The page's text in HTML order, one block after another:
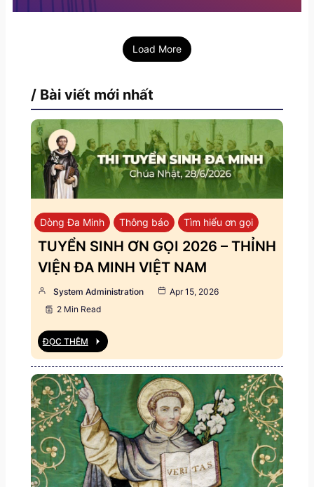
Load More
/ Bài viết mới nhất
Dòng Đa Minh Thông báo Tìm hiểu ơn gọi
TUYỂN SINH ƠN GỌI 2026 – THỈNH
VIỆN ĐA MINH VIỆT NAM
System Administration
Apr 15, 2026
2 Min Read
ĐỌC THÊM